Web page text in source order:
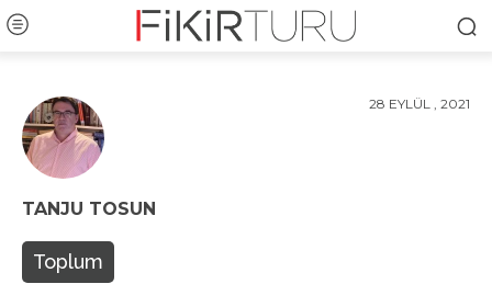
28 EYLÜL , 2021
TANJU TOSUN
Toplum